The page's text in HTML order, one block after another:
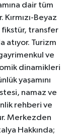
dair tüm
Beyaz
fikstür, transfer
atıyor. Turizm
ve
dinamikleri
yaşamını
namaz ve
rehberi ve
Merkezden
Hakkında;